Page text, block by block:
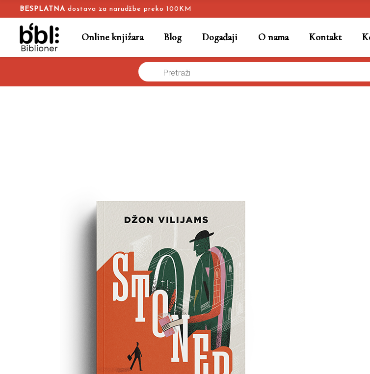
BESPLATNA dostava za narudžbe preko 100KM
Online knjižara Blog Događaji O nama Kontakt
Stoner – tiha snaga jednog običnog života
Products
search